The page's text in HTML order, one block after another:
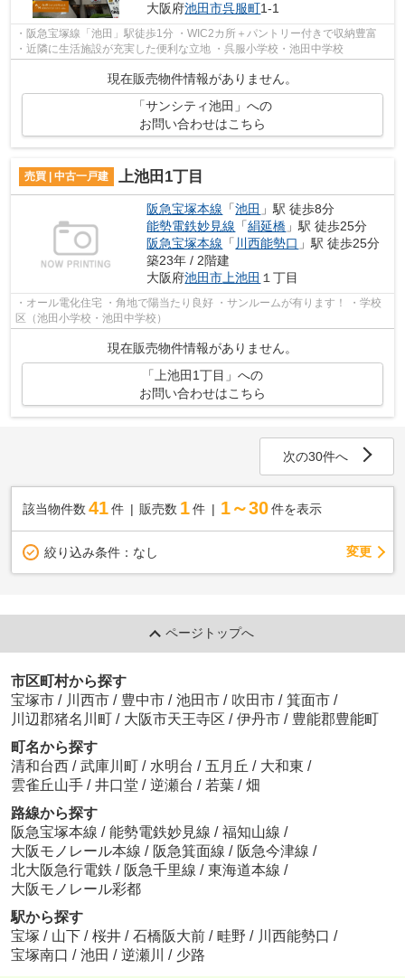
大阪府池田市呉服町1-1
・阪急宝塚線「池田」駅徒歩1分 ・WIC2カ所＋パントリー付きで収納豊富
・近隣に生活施設が充実した便利な立地 ・呉服小学校・池田中学校
現在販売物件情報がありません。
「サンシティ池田」への
お問い合わせはこちら
売買 | 中古一戸建 上池田1丁目
阪急宝塚本線 「池田 」駅 徒歩8分
能勢電鉄妙見線 「絹延橋 」駅 徒歩25分
阪急宝塚本線 「 川西能勢口 」駅 徒歩25分
築23年 / 2階建
大阪府池田市 上池田 １丁目
・オール電化住宅 ・角地で陽当たり良好 ・サンルームが有ります！ ・学校
区（池田小学校・池田中学校）
現在販売物件情報がありません。
「上池田1丁目」への
お問い合わせはこちら
次の30件へ
該当物件数 41件 販売数 1 件 1～30 件を表示
絞り込み条件： なし 変更
ページトップへ
市区町村から探す
宝塚市 / 川西市 / 豊中市 / 池田市 / 吹田市 / 箕面市 /
川辺郡猪名川町 / 大阪市天王寺区 / 伊丹市 / 豊能郡豊能町
町名から探す
清和台西 / 武庫川町 / 水明台 / 五月丘 / 大和東 /
雲雀丘山手 / 井口堂 / 逆瀬台 / 若葉 / 畑
路線から探す
阪急宝塚本線 / 能勢電鉄妙見線 / 福知山線 /
大阪モノレール本線 / 阪急箕面線 / 阪急今津線 /
北大阪急行電鉄 / 阪急千里線 / 東海道本線 /
大阪モノレール彩都
駅から探す
宝塚 / 山下 / 桜井 / 石橋阪大前 / 畦野 / 川西能勢口 /
宝塚南口 / 池田 / 逆瀬川 / 少路